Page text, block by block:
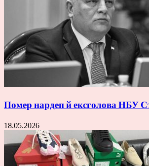
Помер нардеп й ексголова НБУ
18.05.2026